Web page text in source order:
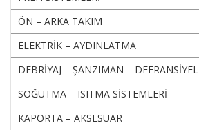
ÖN – ARKA TAKIM
ELEKTRİK – AYDINLATMA
DEBRİYAJ – ŞANZIMAN – DEFRANSİYEL
SOĞUTMA – ISITMA SİSTEMLERİ
KAPORTA – AKSESUAR